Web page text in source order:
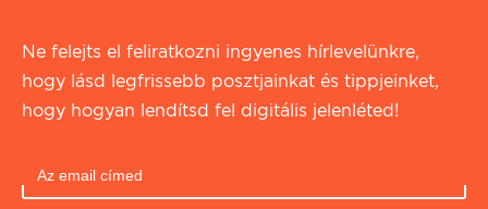
Ne felejts el feliratkozni ingyenes hírlevelünkre,
hogy lásd legfrissebb posztjainkat és tippjeinket,
hogy hogyan lendítsd fel digitális jelenléted!